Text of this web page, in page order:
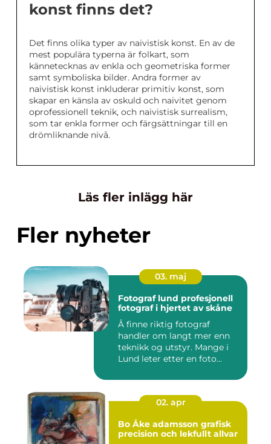
konst finns det?
Det finns olika typer av naivistisk konst. En av de
mest populära typerna är folkart, som
kännetecknas av enkla och geometriska former
samt symboliska bilder. Andra former av
naivistisk konst inkluderar primitiv konst, som
skapar en känsla av oskuld och naivitet genom
oprofessionell teknik, och naivistisk surrealism,
som tar enkla former och färgsättningar till en
drömliknande nivå.
Läs fler inlägg här
Fler nyheter
03. maj
Fotograf lund profesjonell
fotograf i hjertet av skåne
Å finne riktig fotograf
handler om langt mer enn
teknikk og utstyr. Mange i
Lund leter etter en foto...
02. apr
Bo Åke adamsson grafisk
precision och lekfullt allvar